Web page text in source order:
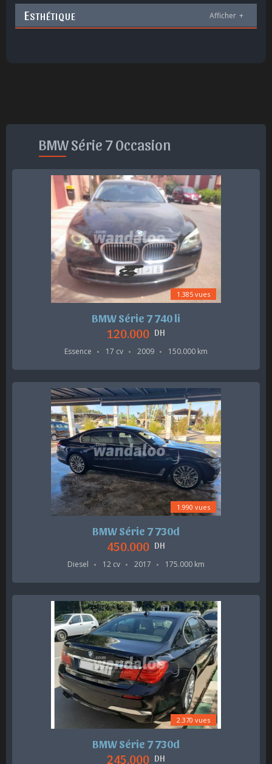
ESTHÉTIQUE Afficher +
BMW Série 7 Occasion
1.385 vues
BMW Série 7 740 li
120.000 DH
Essence 17 cv 2009 150.000 km
1.990 vues
BMW Série 7 730d
450.000 DH
Diesel 12 cv 2017 175.000 km
2.370 vues
BMW Série 7 730d
245.000 DH